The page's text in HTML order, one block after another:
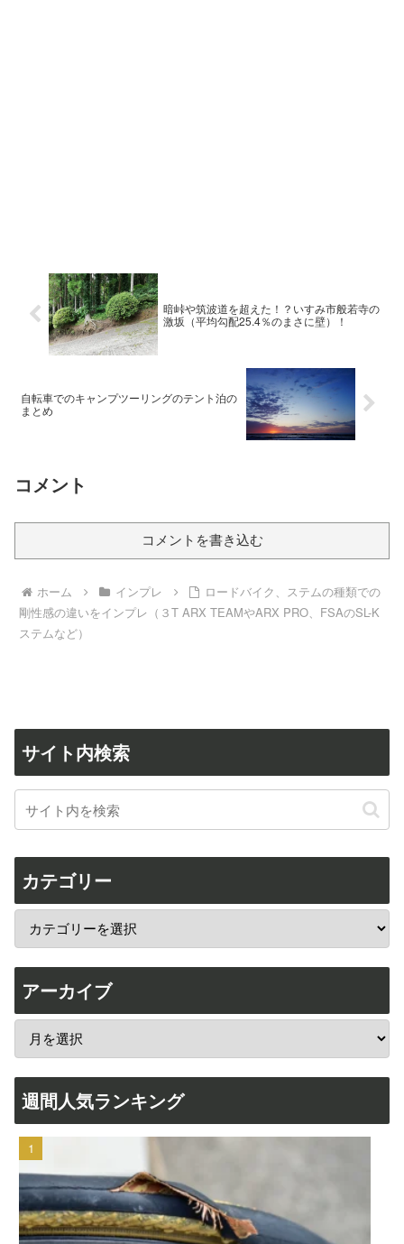
暗峠や筑波道を超えた！？いすみ市般若寺の
激坂（平均勾配25.4％のまさに壁）！
自転車でのキャンプツーリングのテント泊の
まとめ
コメント
コメントを書き込む
ホーム インプレ
ロードバイク、ステムの種類での
剛性感の違いをインプレ（３T ARX TEAMやARX PRO、FSAのSL-K
ステムなど）
サイト内検索
カテゴリー
アーカイブ
週間人気ランキング